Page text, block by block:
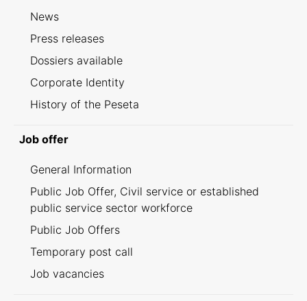
News
Press releases
Dossiers available
Corporate Identity
History of the Peseta
Job offer
General Information
Public Job Offer, Civil service or established
public service sector workforce
Public Job Offers
Temporary post call
Job vacancies